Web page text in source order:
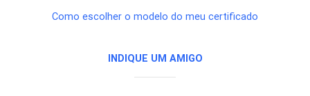
Como escolher o modelo do meu certificado
INDIQUE UM AMIGO